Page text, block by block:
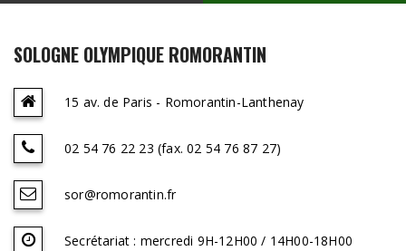
SOLOGNE OLYMPIQUE ROMORANTIN
15 av. de Paris - Romorantin-Lanthenay
02 54 76 22 23 (fax. 02 54 76 87 27)
sor@romorantin.fr
Secrétariat : mercredi 9H-12H00 / 14H00-18H00